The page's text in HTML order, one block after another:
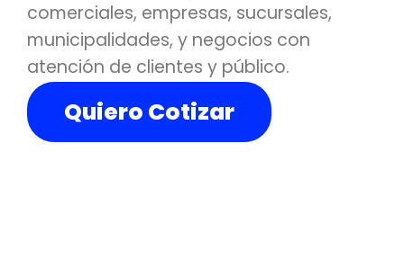
comerciales, empresas, sucursales,
municipalidades, y negocios con
atención de clientes y público.
Quiero Cotizar